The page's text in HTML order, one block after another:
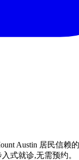
Austin 居民信
式就诊,无需预约。